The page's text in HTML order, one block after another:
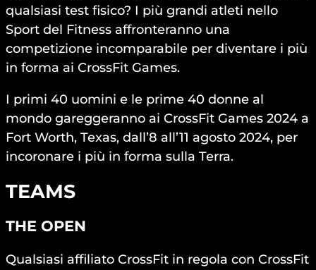
qualsiasi test fisico? I più grandi atleti nello
Sport del Fitness affronteranno una
competizione incomparabile per diventare i più
in forma ai CrossFit Games.
I primi 40 uomini e le prime 40 donne al
mondo gareggeranno ai CrossFit Games 2024 a
Fort Worth, Texas, dall’8 all’11 agosto 2024, per
incoronare i più in forma sulla Terra.
TEAMS
THE OPEN
Qualsiasi affiliato CrossFit in regola con CrossFit